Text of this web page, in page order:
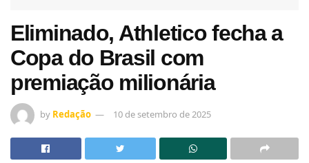
Eliminado, Athletico fecha a
Copa do Brasil com
premiação milionária
by Redação 10 de setembro de 2025